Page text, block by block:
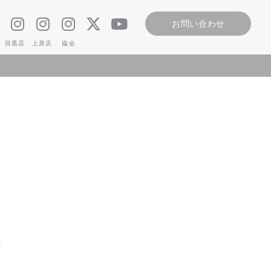
​お問い合わせ
​目黒店 ​上原店 ​協会